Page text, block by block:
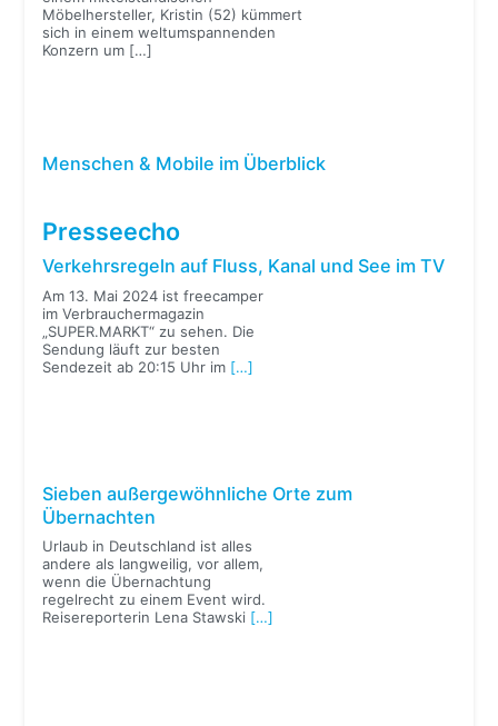
Möbelhersteller, Kristin (52) kümmert
sich in einem weltumspannenden
Konzern um […]
Menschen & Mobile im Überblick
Presseecho
Verkehrsregeln auf Fluss, Kanal und See im TV
Am 13. Mai 2024 ist freecamper
im Verbrauchermagazin
„SUPER.MARKT“ zu sehen. Die
Sendung läuft zur besten
Sendezeit ab 20:15 Uhr im […]
Sieben außergewöhnliche Orte zum
Übernachten
Urlaub in Deutschland ist alles
andere als langweilig, vor allem,
wenn die Übernachtung
regelrecht zu einem Event wird.
Reisereporterin Lena Stawski […]